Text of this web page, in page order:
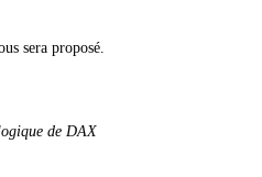
sera proposé.
de DAX